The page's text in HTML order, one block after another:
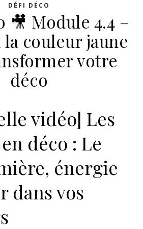
DÉFI DÉCO
🎥 Module 4.4 –
couleur jaune
votre
déco
vidéo] Les
déco : Le
énergie
dans vos